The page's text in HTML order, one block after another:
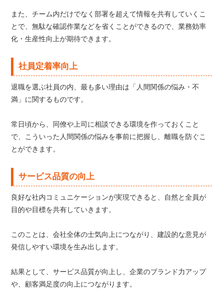
また、チーム内だけでなく部署を超えて情報を共有していくこ
とで、無駄な確認作業などを省くことができるので、業務効率
化・生産性向上が期待できます。
社員定着率向上
退職を選ぶ社員の内、最も多い理由は「人間関係の悩み・不
満」に関するものです。
常日頃から、同僚や上司に相談できる環境を作っておくこと
で、こういった人間関係の悩みを事前に把握し、離職を防ぐこ
とができます。
サービス品質の向上
良好な社内コミュニケーションが実現できると、自然と全員が
目的や目標を共有していきます。
このことは、会社全体の士気向上につながり、建設的な意見が
発信しやすい環境を生み出します。
結果として、サービス品質が向上し、企業のブランド力アップ
や、顧客満足度の向上につながります。